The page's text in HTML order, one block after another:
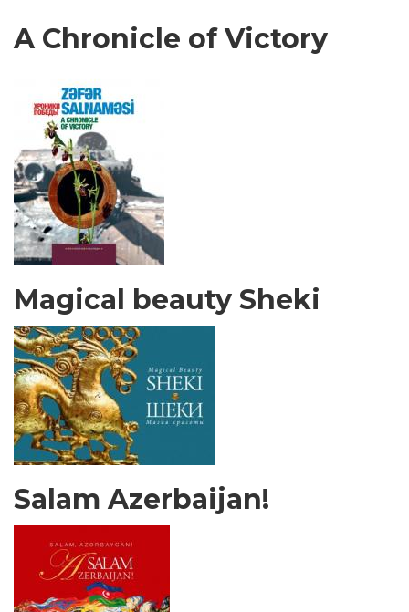
A Chronicle of Victory
Magical beauty Sheki
Salam Azerbaijan!